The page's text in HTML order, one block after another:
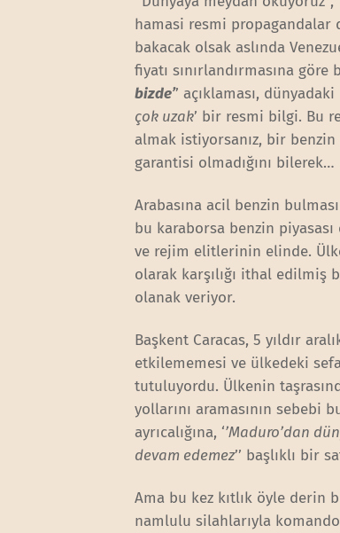
hamasi resmi propagandalar
bakacak olsak aslında
fiyatı sınırlandırmasına
bizde’’ açıklaması,
çok uzak’ bir resmi bilgi. Bu
almak istiyorsanız, bir
garantisi olmadığını bilerek…
Arabasına acil benzin
bu karaborsa benzin
ve rejim elitlerinin elinde.
olarak karşılığı ithal edilmiş
olanak veriyor.
Başkent Caracas, 5 yıldır
etkilememesi ve ülkedeki
tutuluyordu. Ülkenin
yollarını aramasının sebebi
ayrıcalığına, ‘’Maduro’dan
devam edemez’’ başlıklı bir
Ama bu kez kıtlık öyle derin
namlulu silahlarıyla